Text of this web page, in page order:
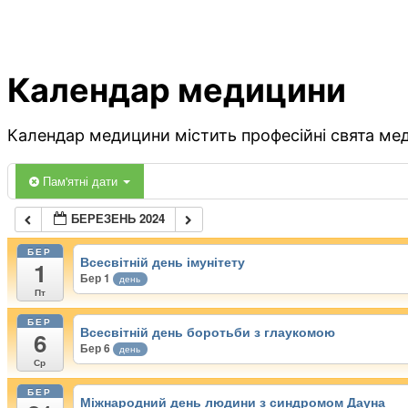
Календар медицини
Календар медицини містить професійні свята
Пам'ятні дати
БЕРЕЗЕНЬ 2024
БЕР
1
Пт
Всесвітній день імунітету
Бер 1 день
БЕР
6
Ср
Всесвітній день боротьби з глаукомою
Бер 6 день
БЕР
Міжнародний день людини з синдромом Дауна